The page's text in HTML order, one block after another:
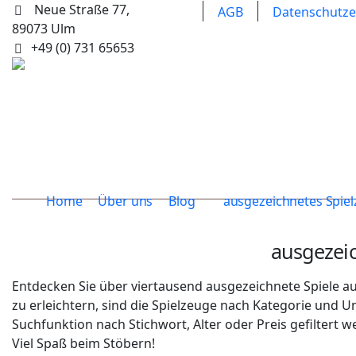
AGB
Neue Straße 77,
89073 Ulm
+49 (0) 731 65653
Home Über uns Blog ausgezeichnetes
Entdecken Sie über viertausend ausgezeichnete Spiele
zu erleichtern, sind die Spielzeuge nach Kategorie und
Suchfunktion nach Stichwort, Alter oder Preis gefiltert
Viel Spaß beim Stöbern!